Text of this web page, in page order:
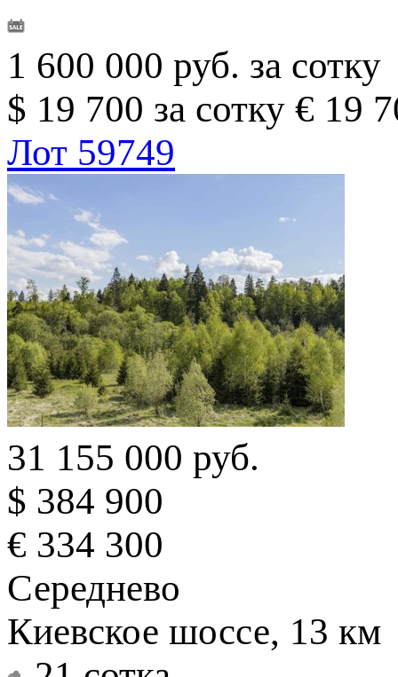
1 600 000 руб. за сотку
$ 19 700 за сотку € 19
Лот 59749
31 155 000 руб.
$ 384 900
€ 334 300
Середнево
Киевское шоссе, 13 км